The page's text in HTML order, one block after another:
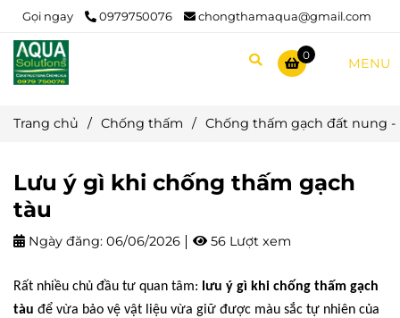
Gọi ngay 0979750076 chongthamaqua@gmail.com
0
MENU
Trang chủ / Chống thấm / Chống thấm gạch đất nung -
Lưu ý gì khi chống thấm gạch
tàu
Ngày đăng: 06/06/2026 56 Lượt xem
Rất nhiều chủ đầu tư quan tâm: lưu ý gì khi chống thấm gạch
tàu để vừa bảo vệ vật liệu vừa giữ được màu sắc tự nhiên của